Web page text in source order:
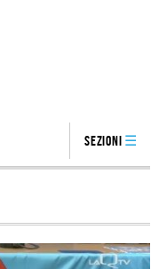
Sezioni